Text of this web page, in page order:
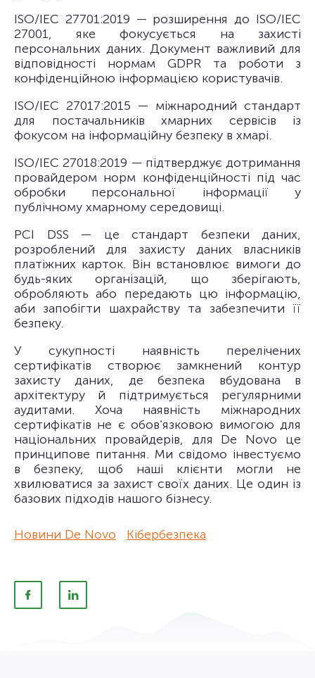
ISO/IEC 27701:2019 — розширення до ISO/IEC
27001, яке фокусується на захисті
персональних даних. Документ важливий для
відповідності нормам GDPR та роботи з
конфіденційною інформацією користувачів.
ISO/IEC 27017:2015 — міжнародний стандарт
для постачальників хмарних сервісів із
фокусом на інформаційну безпеку в хмарі.
ISO/IEC 27018:2019 — підтверджує дотримання
провайдером норм конфіденційності під час
обробки персональної інформації у
публічному хмарному середовищі.
PCI DSS — це стандарт безпеки даних,
розроблений для захисту даних власників
платіжних карток. Він встановлює вимоги до
будь-яких організацій, що зберігають,
обробляють або передають цю інформацію,
аби запобігти шахрайству та забезпечити її
безпеку.
У сукупності наявність перелічених
сертифікатів створює замкнений контур
захисту даних, де безпека вбудована в
архітектуру й підтримується регулярними
аудитами. Хоча наявність міжнародних
сертифікатів не є обов’язковою вимогою для
національних провайдерів, для De Novo це
принципове питання. Ми свідомо інвестуємо
в безпеку, щоб наші клієнти могли не
хвилюватися за захист своїх даних. Це один із
базових підходів нашого бізнесу.
Новини De Novo Кібербезпека